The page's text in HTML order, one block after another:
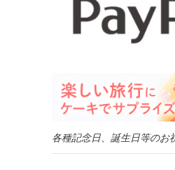
各種記念日、誕生日等のお